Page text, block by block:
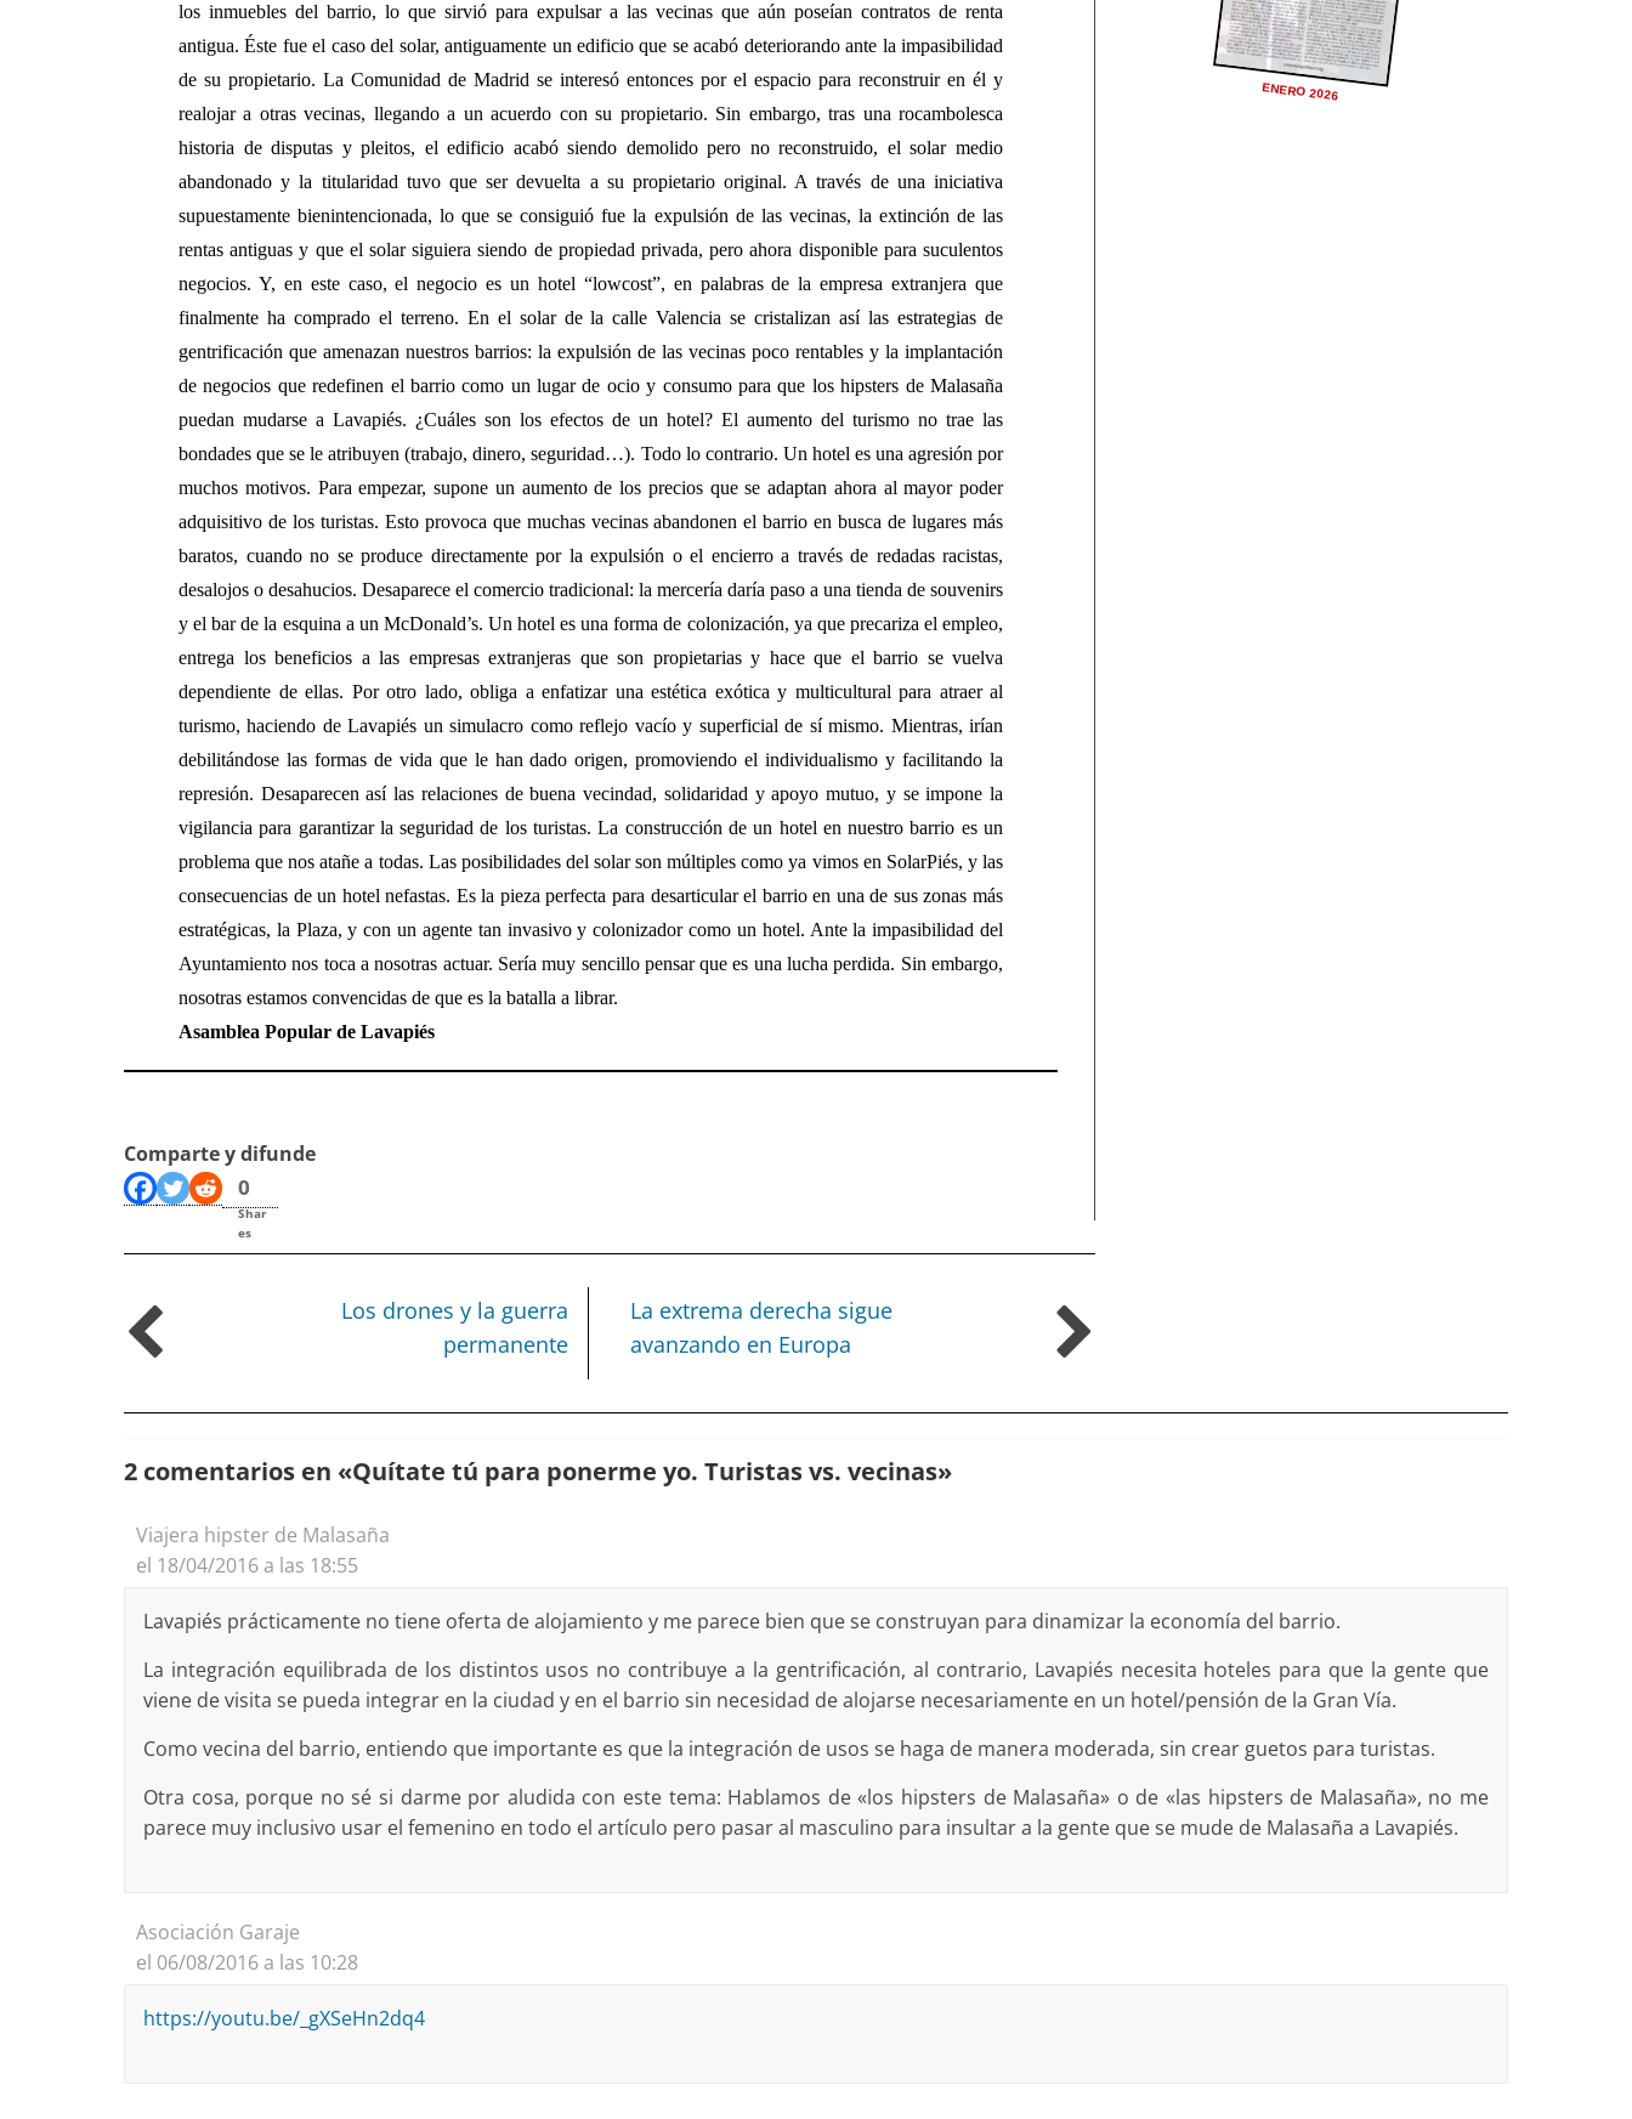
los inmuebles del barrio, lo que sirvió para expulsar a las vecinas que aún poseían contratos de renta
antigua. Éste fue el caso del solar, antiguamente un edificio que se acabó deteriorando ante la impasibilidad
de su propietario. La Comunidad de Madrid se interesó entonces por el espacio para reconstruir en él y
realojar a otras vecinas, llegando a un acuerdo con su propietario. Sin embargo, tras una rocambolesca
historia de disputas y pleitos, el edificio acabó siendo demolido pero no reconstruido, el solar medio
abandonado y la titularidad tuvo que ser devuelta a su propietario original. A través de una iniciativa
supuestamente bienintencionada, lo que se consiguió fue la expulsión de las vecinas, la extinción de las
rentas antiguas y que el solar siguiera siendo de propiedad privada, pero ahora disponible para suculentos
negocios. Y, en este caso, el negocio es un hotel “lowcost”, en palabras de la empresa extranjera que
finalmente ha comprado el terreno. En el solar de la calle Valencia se cristalizan así las estrategias de
gentrificación que amenazan nuestros barrios: la expulsión de las vecinas poco rentables y la implantación
de negocios que redefinen el barrio como un lugar de ocio y consumo para que los hipsters de Malasaña
puedan mudarse a Lavapiés. ¿Cuáles son los efectos de un hotel? El aumento del turismo no trae las
bondades que se le atribuyen (trabajo, dinero, seguridad…). Todo lo contrario. Un hotel es una agresión por
muchos motivos. Para empezar, supone un aumento de los precios que se adaptan ahora al mayor poder
adquisitivo de los turistas. Esto provoca que muchas vecinas abandonen el barrio en busca de lugares más
baratos, cuando no se produce directamente por la expulsión o el encierro a través de redadas racistas,
desalojos o desahucios. Desaparece el comercio tradicional: la mercería daría paso a una tienda de souvenirs
y el bar de la esquina a un McDonald’s. Un hotel es una forma de colonización, ya que precariza el empleo,
entrega los beneficios a las empresas extranjeras que son propietarias y hace que el barrio se vuelva
dependiente de ellas. Por otro lado, obliga a enfatizar una estética exótica y multicultural para atraer al
turismo, haciendo de Lavapiés un simulacro como reflejo vacío y superficial de sí mismo. Mientras, irían
debilitándose las formas de vida que le han dado origen, promoviendo el individualismo y facilitando la
represión. Desaparecen así las relaciones de buena vecindad, solidaridad y apoyo mutuo, y se impone la
vigilancia para garantizar la seguridad de los turistas. La construcción de un hotel en nuestro barrio es un
problema que nos atañe a todas. Las posibilidades del solar son múltiples como ya vimos en SolarPiés, y las
consecuencias de un hotel nefastas. Es la pieza perfecta para desarticular el barrio en una de sus zonas más
estratégicas, la Plaza, y con un agente tan invasivo y colonizador como un hotel. Ante la impasibilidad del
Ayuntamiento nos toca a nosotras actuar. Sería muy sencillo pensar que es una lucha perdida. Sin embargo,
nosotras estamos convencidas de que es la batalla a librar.
Asamblea Popular de Lavapiés
Comparte y difunde
0
Shar
es
Los drones y la guerra
permanente
La extrema derecha sigue
avanzando en Europa
ENERO 2026
2 comentarios en «Quítate tú para ponerme yo. Turistas vs. vecinas»
Viajera hipster de Malasaña
el 18/04/2016 a las 18:55
Lavapiés prácticamente no tiene oferta de alojamiento y me parece bien que se construyan para dinamizar la economía del barrio.
La integración equilibrada de los distintos usos no contribuye a la gentrificación, al contrario, Lavapiés necesita hoteles para que la gente que
viene de visita se pueda integrar en la ciudad y en el barrio sin necesidad de alojarse necesariamente en un hotel/pensión de la Gran Vía.
Como vecina del barrio, entiendo que importante es que la integración de usos se haga de manera moderada, sin crear guetos para turistas.
Otra cosa, porque no sé si darme por aludida con este tema: Hablamos de «los hipsters de Malasaña» o de «las hipsters de Malasaña», no me
parece muy inclusivo usar el femenino en todo el artículo pero pasar al masculino para insultar a la gente que se mude de Malasaña a Lavapiés.
Asociación Garaje
el 06/08/2016 a las 10:28
https://youtu.be/_gXSeHn2dq4